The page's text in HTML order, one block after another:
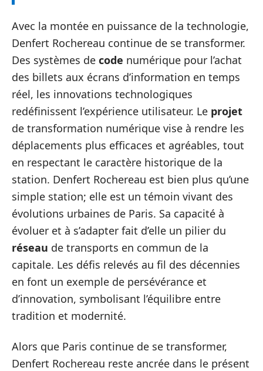
Avec la montée en puissance de la technologie,
Denfert Rochereau continue de se transformer.
Des systèmes de code numérique pour l’achat
des billets aux écrans d’information en temps
réel, les innovations technologiques
redéfinissent l’expérience utilisateur. Le projet
de transformation numérique vise à rendre les
déplacements plus efficaces et agréables, tout
en respectant le caractère historique de la
station. Denfert Rochereau est bien plus qu’une
simple station; elle est un témoin vivant des
évolutions urbaines de Paris. Sa capacité à
évoluer et à s’adapter fait d’elle un pilier du
réseau de transports en commun de la
capitale. Les défis relevés au fil des décennies
en font un exemple de persévérance et
d’innovation, symbolisant l’équilibre entre
tradition et modernité.
Alors que Paris continue de se transformer,
Denfert Rochereau reste ancrée dans le présent